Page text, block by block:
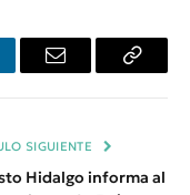
Email
Copiar
SIGUIENTE
Hidalgo informa al